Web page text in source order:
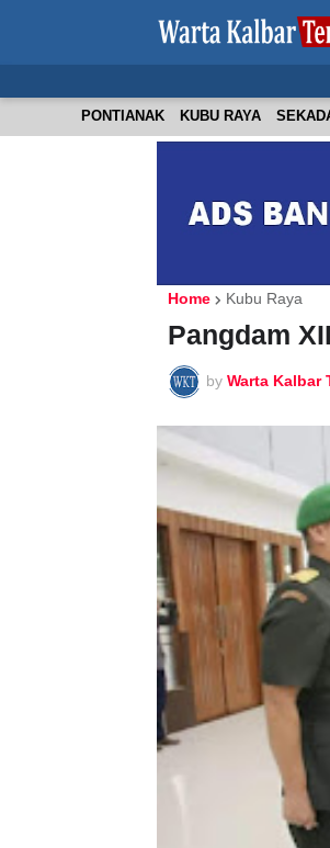
PONTIANAK KUBU RAYA
Home Kubu Raya
Pangdam
by Warta Kalbar